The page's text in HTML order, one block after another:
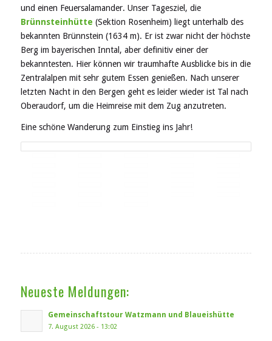
und einen Feuersalamander. Unser Tagesziel, die
Brünnsteinhütte (Sektion Rosenheim) liegt unterhalb des
bekannten Brünnstein (1634 m). Er ist zwar nicht der höchste
Berg im bayerischen Inntal, aber definitiv einer der
bekanntesten. Hier können wir traumhafte Ausblicke bis in die
Zentralalpen mit sehr gutem Essen genießen. Nach unserer
letzten Nacht in den Bergen geht es leider wieder ist Tal nach
Oberaudorf, um die Heimreise mit dem Zug anzutreten.
Eine schöne Wanderung zum Einstieg ins Jahr!
Neueste Meldungen:
Gemeinschaftstour Watzmann und Blaueishütte
7. August 2026 - 13:02